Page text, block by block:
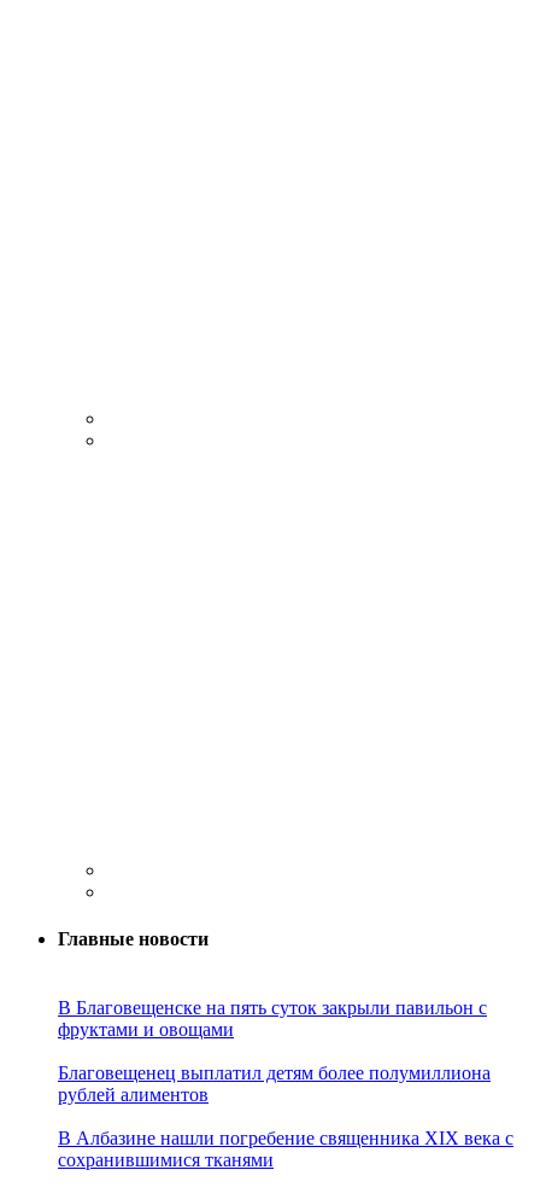
Главные новости
В Благовещенске на пять суток закрыли павильон с
фруктами и овощами
Благовещенец выплатил детям более полумиллиона
рублей алиментов
В Албазине нашли погребение священника XIX века с
сохранившимися тканями